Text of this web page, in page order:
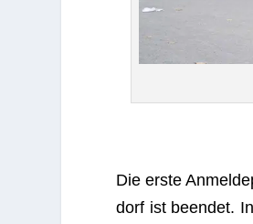
Die erste
dorf ist been­det.